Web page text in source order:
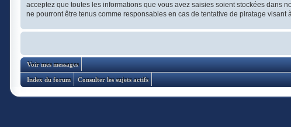
acceptez que toutes les informations que vous avez saisies soient stockées dans
ne pourront être tenus comme responsables en cas de tentative de piratage visant
Voir mes messages
Index du forum Consulter les sujets actifs